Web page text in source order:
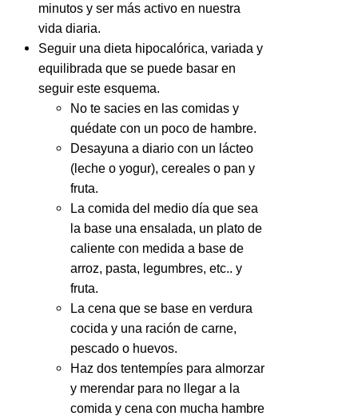
minutos y ser más activo en nuestra
vida diaria.
Seguir una dieta hipocalórica, variada y
equilibrada que se puede basar en
seguir este esquema.
No te sacies en las comidas y
quédate con un poco de hambre.
Desayuna a diario con un lácteo
(leche o yogur), cereales o pan y
fruta.
La comida del medio día que sea
la base una ensalada, un plato de
caliente con medida a base de
arroz, pasta, legumbres, etc.. y
fruta.
La cena que se base en verdura
cocida y una ración de carne,
pescado o huevos.
Haz dos tentempíes para almorzar
y merendar para no llegar a la
comida y cena con mucha hambre